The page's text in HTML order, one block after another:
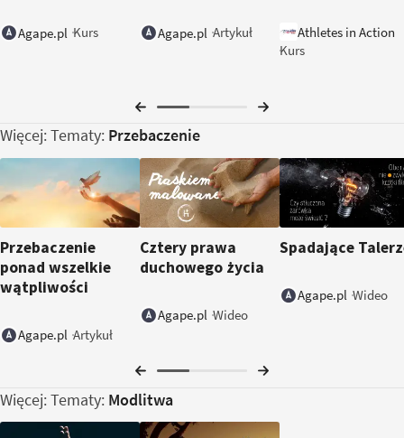
Agape.pl Kurs Agape.pl Artykuł
Athletes in Action
Kurs
Więcej: Tematy: Przebaczenie
Przebaczenie
ponad wszelkie
wątpliwości
Agape.pl Artykuł
Cztery prawa
duchowego życia
Agape.pl Wideo
Spadające
Agape.pl Wideo
Więcej: Tematy: Modlitwa